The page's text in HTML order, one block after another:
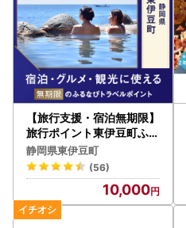
【旅行支援・宿泊無期限】
旅行ポイント東伊豆町ふる
なびトラベルポイント
静岡県東伊豆町
(56)
10,000